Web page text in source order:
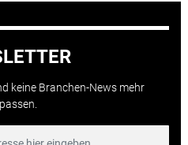
keine Branchen-News mehr